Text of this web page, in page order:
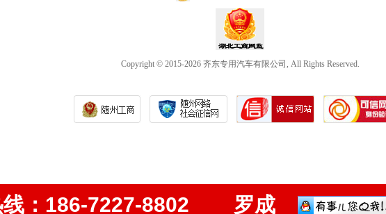
线：186-7227-8802 罗成
Copyright © 2015-2026 齐东专用汽车有限公司, All Rights Reserved.